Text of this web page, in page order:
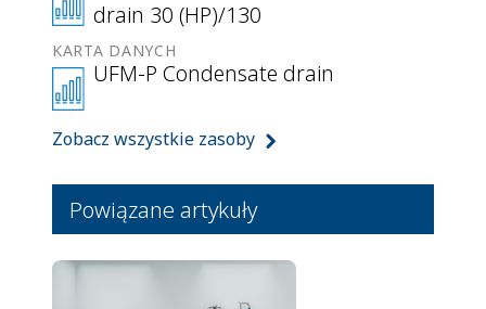
drain 30 (HP)/130
KARTA DANYCH
UFM-P Condensate drain
Zobacz wszystkie zasoby
Powiązane artykuły